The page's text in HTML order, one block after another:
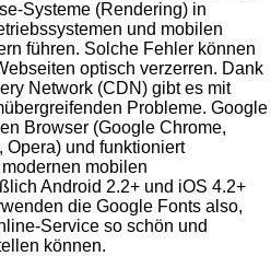
Systeme (Rendering) in
und mobilen
führen. Solche Fehler können
optisch verzerren. Dank
Network (CDN) gibt es mit
Probleme. Google
Browser (Google Chrome,
Opera) und funktioniert
mobilen
Android 2.2+ und iOS 4.2+
die Google Fonts also,
Service so schön und
können.